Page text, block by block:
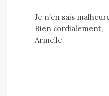
Je n’en sais
Bien cordialement,
Armelle